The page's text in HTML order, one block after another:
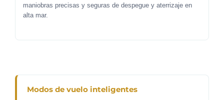
maniobras precisas y seguras de despegue y aterrizaje en
alta mar.
Modos de vuelo inteligentes